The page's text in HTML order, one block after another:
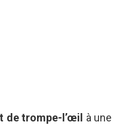
de trompe-l’œil à une